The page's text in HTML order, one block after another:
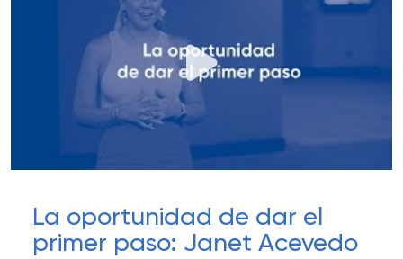
La oportunidad de dar el
primer paso: Janet Acevedo